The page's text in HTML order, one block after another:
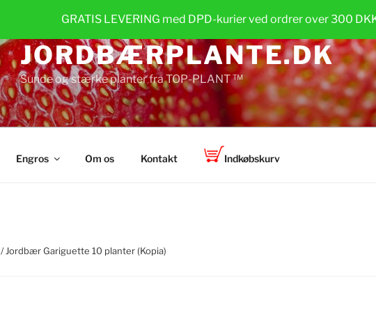
GRATIS LEVERING med DPD-kurier ved ordrer over 300
JORDBÆRPLANTE.DK
Sunde og stærke planter fra TOP-PLANT ™
Engros Om os Kontakt Indkøbskurv
/ Jordbær Gariguette 10 planter (Kopia)